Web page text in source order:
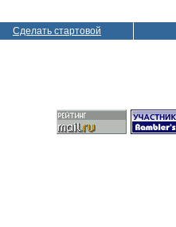
Сделать стартовой